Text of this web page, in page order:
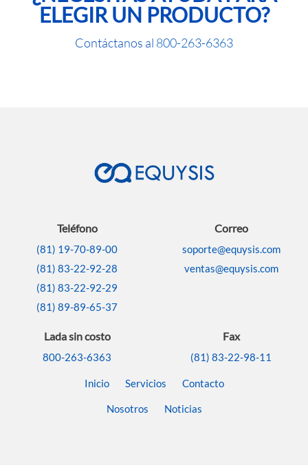
ELEGIR UN PRODUCTO?
Contáctanos al 800-263-6363
Teléfono
(81) 19-70-89-00
(81) 83-22-92-28
(81) 83-22-92-29
(81) 89-89-65-37
Correo
soporte@equysis.com
ventas@equysis.com
Lada sin costo
800-263-6363
Fax
(81) 83-22-98-11
Inicio Servicios Contacto
Nosotros Noticias